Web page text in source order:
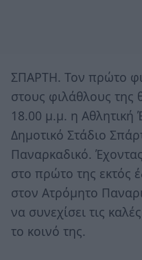
ΣΠΑΡΤΗ. Τον πρώτο
στους φιλάθλους της
18.00 μ.μ. η
Δημοτικό Στάδιο
Παναρκαδικό.
στο πρώτο της εκτός
στον Ατρόμητο
να συνεχίσει τις
το κοινό της.